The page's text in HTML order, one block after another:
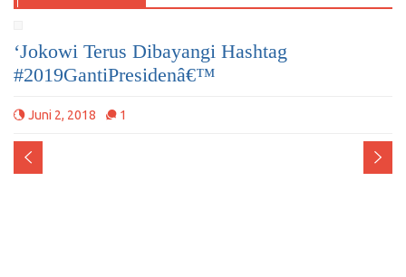
‘Jokowi Terus Dibayangi Hashtag
#2019GantiPresidenâ€™
Juni 2, 2018 1